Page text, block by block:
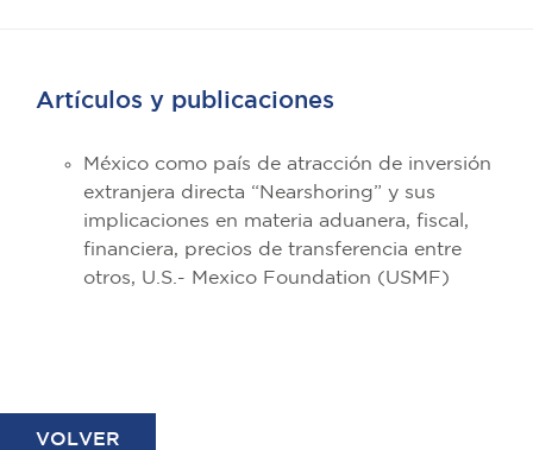
Artículos y publicaciones
México como país de atracción de inversión
extranjera directa “Nearshoring” y sus
implicaciones en materia aduanera, fiscal,
financiera, precios de transferencia entre
otros, U.S.- Mexico Foundation (USMF)
VOLVER